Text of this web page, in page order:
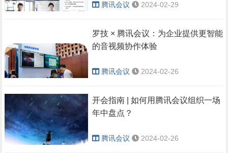
址邀请，轻松呼叫
在会议中，选择会议
室呼叫地址，输入设
地址或者设备
H.323/SIP注册地址
后，点击呼叫即可发
出邀请，呼叫状态在
Outlook日历以及众
操作指引：主界面点
击个人头像 -【同步
日历】-【查看配置
流程】
会议认证大家庭，覆
开放空间等全场景，
为客户提供多元化的
音视频协作解决方
案。
腾讯会议 2024-02-29
基于腾讯会议企业版，企
业可实现面试全流程闭
环。
在面试邀请环节，企
罗技 × 腾讯会议：为企业提供更智能
的音视频协作体验
腾讯会议 2024-02-26
开会指南 | 如何用腾讯会议组织一场
年中盘点？
腾讯会议 2024-02-26